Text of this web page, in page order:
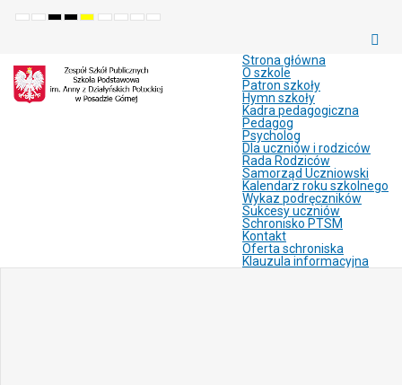
Default
NightHigh
mode
High
mode
High
mode
SetSetMake
Set
Strona główna
O szkole
Patron szkoły
Hymn szkoły
Kadra pedagogiczna
Pedagog
Psycholog
Dla uczniów i rodziców
Rada Rodziców
Samorząd Uczniowski
Kalendarz roku szkolnego
Wykaz podręczników
Sukcesy uczniów
Schronisko PTSM
Kontakt
Oferta schroniska
Klauzula informacyjna